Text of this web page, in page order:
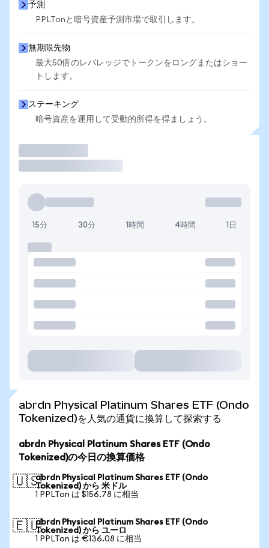
予測
PPLTonと暗号資産予測市場で取引します。
無期限先物
最大50倍のレバレッジでトークンをロングまたはショー
トします。
ステーキング
暗号資産を運用して受動的所得を得ましょう。
15分 30分 1時間 4時間 1日
abrdn Physical Platinum Shares ETF (Ondo
Tokenized)を人気の通貨に換算して探索する
abrdn Physical Platinum Shares ETF (Ondo
Tokenized)の今日の換算価格
🇺🇸abrdn Physical Platinum Shares ETF (Ondo
Tokenized) から 米ドル
1 PPLTon は $156.78 に相当
🇪🇺abrdn Physical Platinum Shares ETF (Ondo
Tokenized) から ユーロ
1 PPLTon は €136.08 に相当